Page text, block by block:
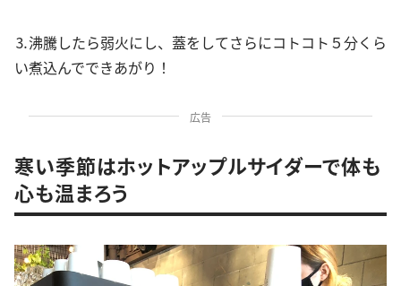
⒊沸騰したら弱火にし、蓋をしてさらにコトコト５分くら
い煮込んでできあがり！
広告
寒い季節はホットアップルサイダーで体も
心も温まろう